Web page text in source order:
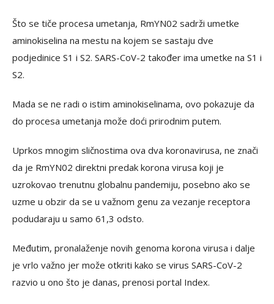
Što se tiče procesa umetanja, RmYN02 sadrži umetke
aminokiselina na mestu na kojem se sastaju dve
podjedinice S1 i S2. SARS-CoV-2 također ima umetke na S1 i
S2.
Mada se ne radi o istim aminokiselinama, ovo pokazuje da
do procesa umetanja može doći prirodnim putem.
Uprkos mnogim sličnostima ova dva koronavirusa, ne znači
da je RmYN02 direktni predak korona virusa koji je
uzrokovao trenutnu globalnu pandemiju, posebno ako se
uzme u obzir da se u važnom genu za vezanje receptora
podudaraju u samo 61,3 odsto.
Međutim, pronalaženje novih genoma korona virusa i dalje
je vrlo važno jer može otkriti kako se virus SARS-CoV-2
razvio u ono što je danas, prenosi portal Index.